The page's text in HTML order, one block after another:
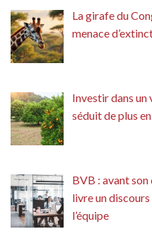
La girafe du
menace
Investir dans un
séduit de plus
BVB : avant
livre un
l’équipe